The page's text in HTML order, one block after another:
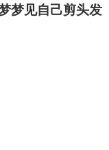
梦见自己剪头发